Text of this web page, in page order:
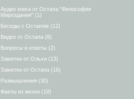
Аудио книга от Остапа "Философия
Мироздания" (1)
Беседы с Остапом (12)
Видео от Остапа (8)
Вопросы и ответы (2)
Заметки от Ольхи (13)
Заметки от Остапа (16)
Размышления (30)
Факты из жизни (18)